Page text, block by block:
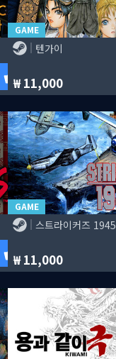
GAME
텐가이
11,000
GAME
스트라이커즈 1945
11,000